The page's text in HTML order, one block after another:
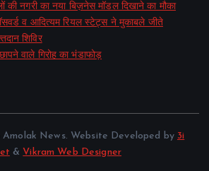
की नगरी का नया बिज़नेस मॉडल दिखाने का मौका
व आदित्यम रियल स्टेट्स ने मुकाबले जीते
शिविर
वाले गिरोह का भंडाफोड़
News. Website Developed by 3i
&Vikram Web Designer